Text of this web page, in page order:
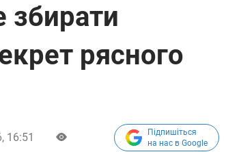
рясного
16:51
Підпишіться
на нас в Google